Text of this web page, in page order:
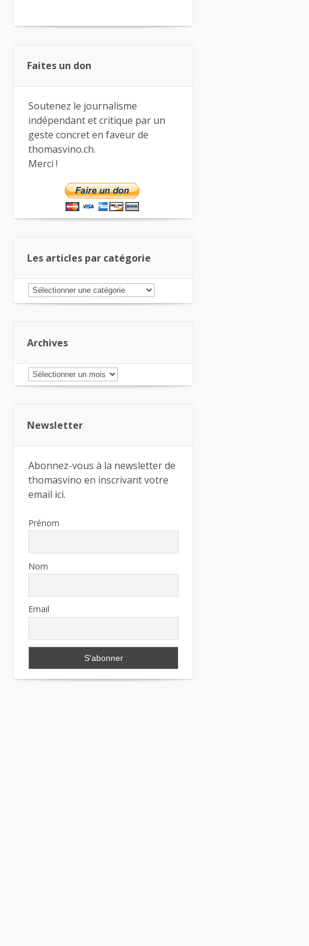
Faites un don
Soutenez le journalisme
indépendant et critique par un
geste concret en faveur de
thomasvino.ch.
Merci !
Les articles par catégorie
Les
articles
Archives
Archives
Newsletter
Abonnez-vous à la newsletter de
thomasvino en inscrivant votre
email ici.
Prénom
Nom
Email